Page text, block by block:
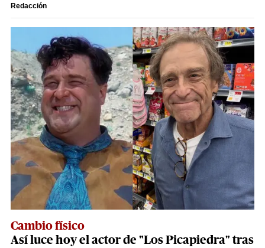
Redacción
Cambio físico
Así luce hoy el actor de "Los Picapiedra" tras